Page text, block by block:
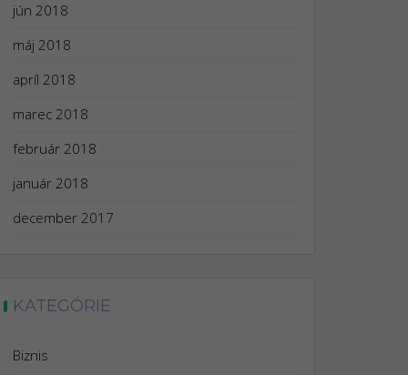
jún 2018
máj 2018
apríl 2018
marec 2018
február 2018
január 2018
december 2017
KATEGÓRIE
Biznis